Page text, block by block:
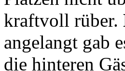
kraftvoll rüber.
angelangt gab
die hinteren